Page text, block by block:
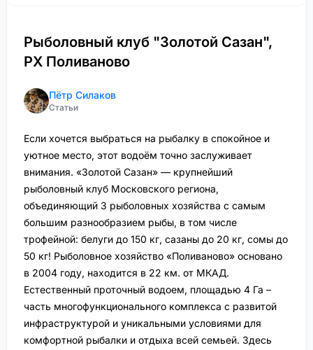
Рыболовный клуб "Золотой Сазан",
РХ Поливаново
Пётр Силаков
Статьи
Если хочется выбраться на рыбалку в спокойное и
уютное место, этот водоём точно заслуживает
внимания. «Золотой Сазан» — крупнейший
рыболовный клуб Московского региона,
объединяющий 3 рыболовных хозяйства с самым
большим разнообразием рыбы, в том числе
трофейной: белуги до 150 кг, сазаны до 20 кг, сомы до
50 кг! Рыболовное хозяйство «Поливаново» основано
в 2004 году, находится в 22 км. от МКАД.
Естественный проточный водоем, площадью 4 Га –
часть многофункционального комплекса с развитой
инфраструктурой и уникальными условиями для
комфортной рыбалки и отдыха всей семьей. Здесь